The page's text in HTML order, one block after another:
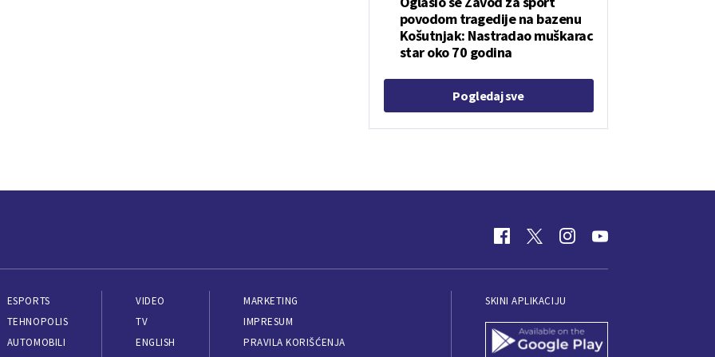
povodom tragedije na bazenu
Košutnjak: Nastradao muškarac
star oko 70 godina
Pogledaj sve
ESPORTS
TEHNOPOLIS
AUTOMOBILI
VIDEO
TV
ENGLISH
MARKETING
IMPRESUM
PRAVILA KORIŠĆENJA
SKINI APLIKACIJU